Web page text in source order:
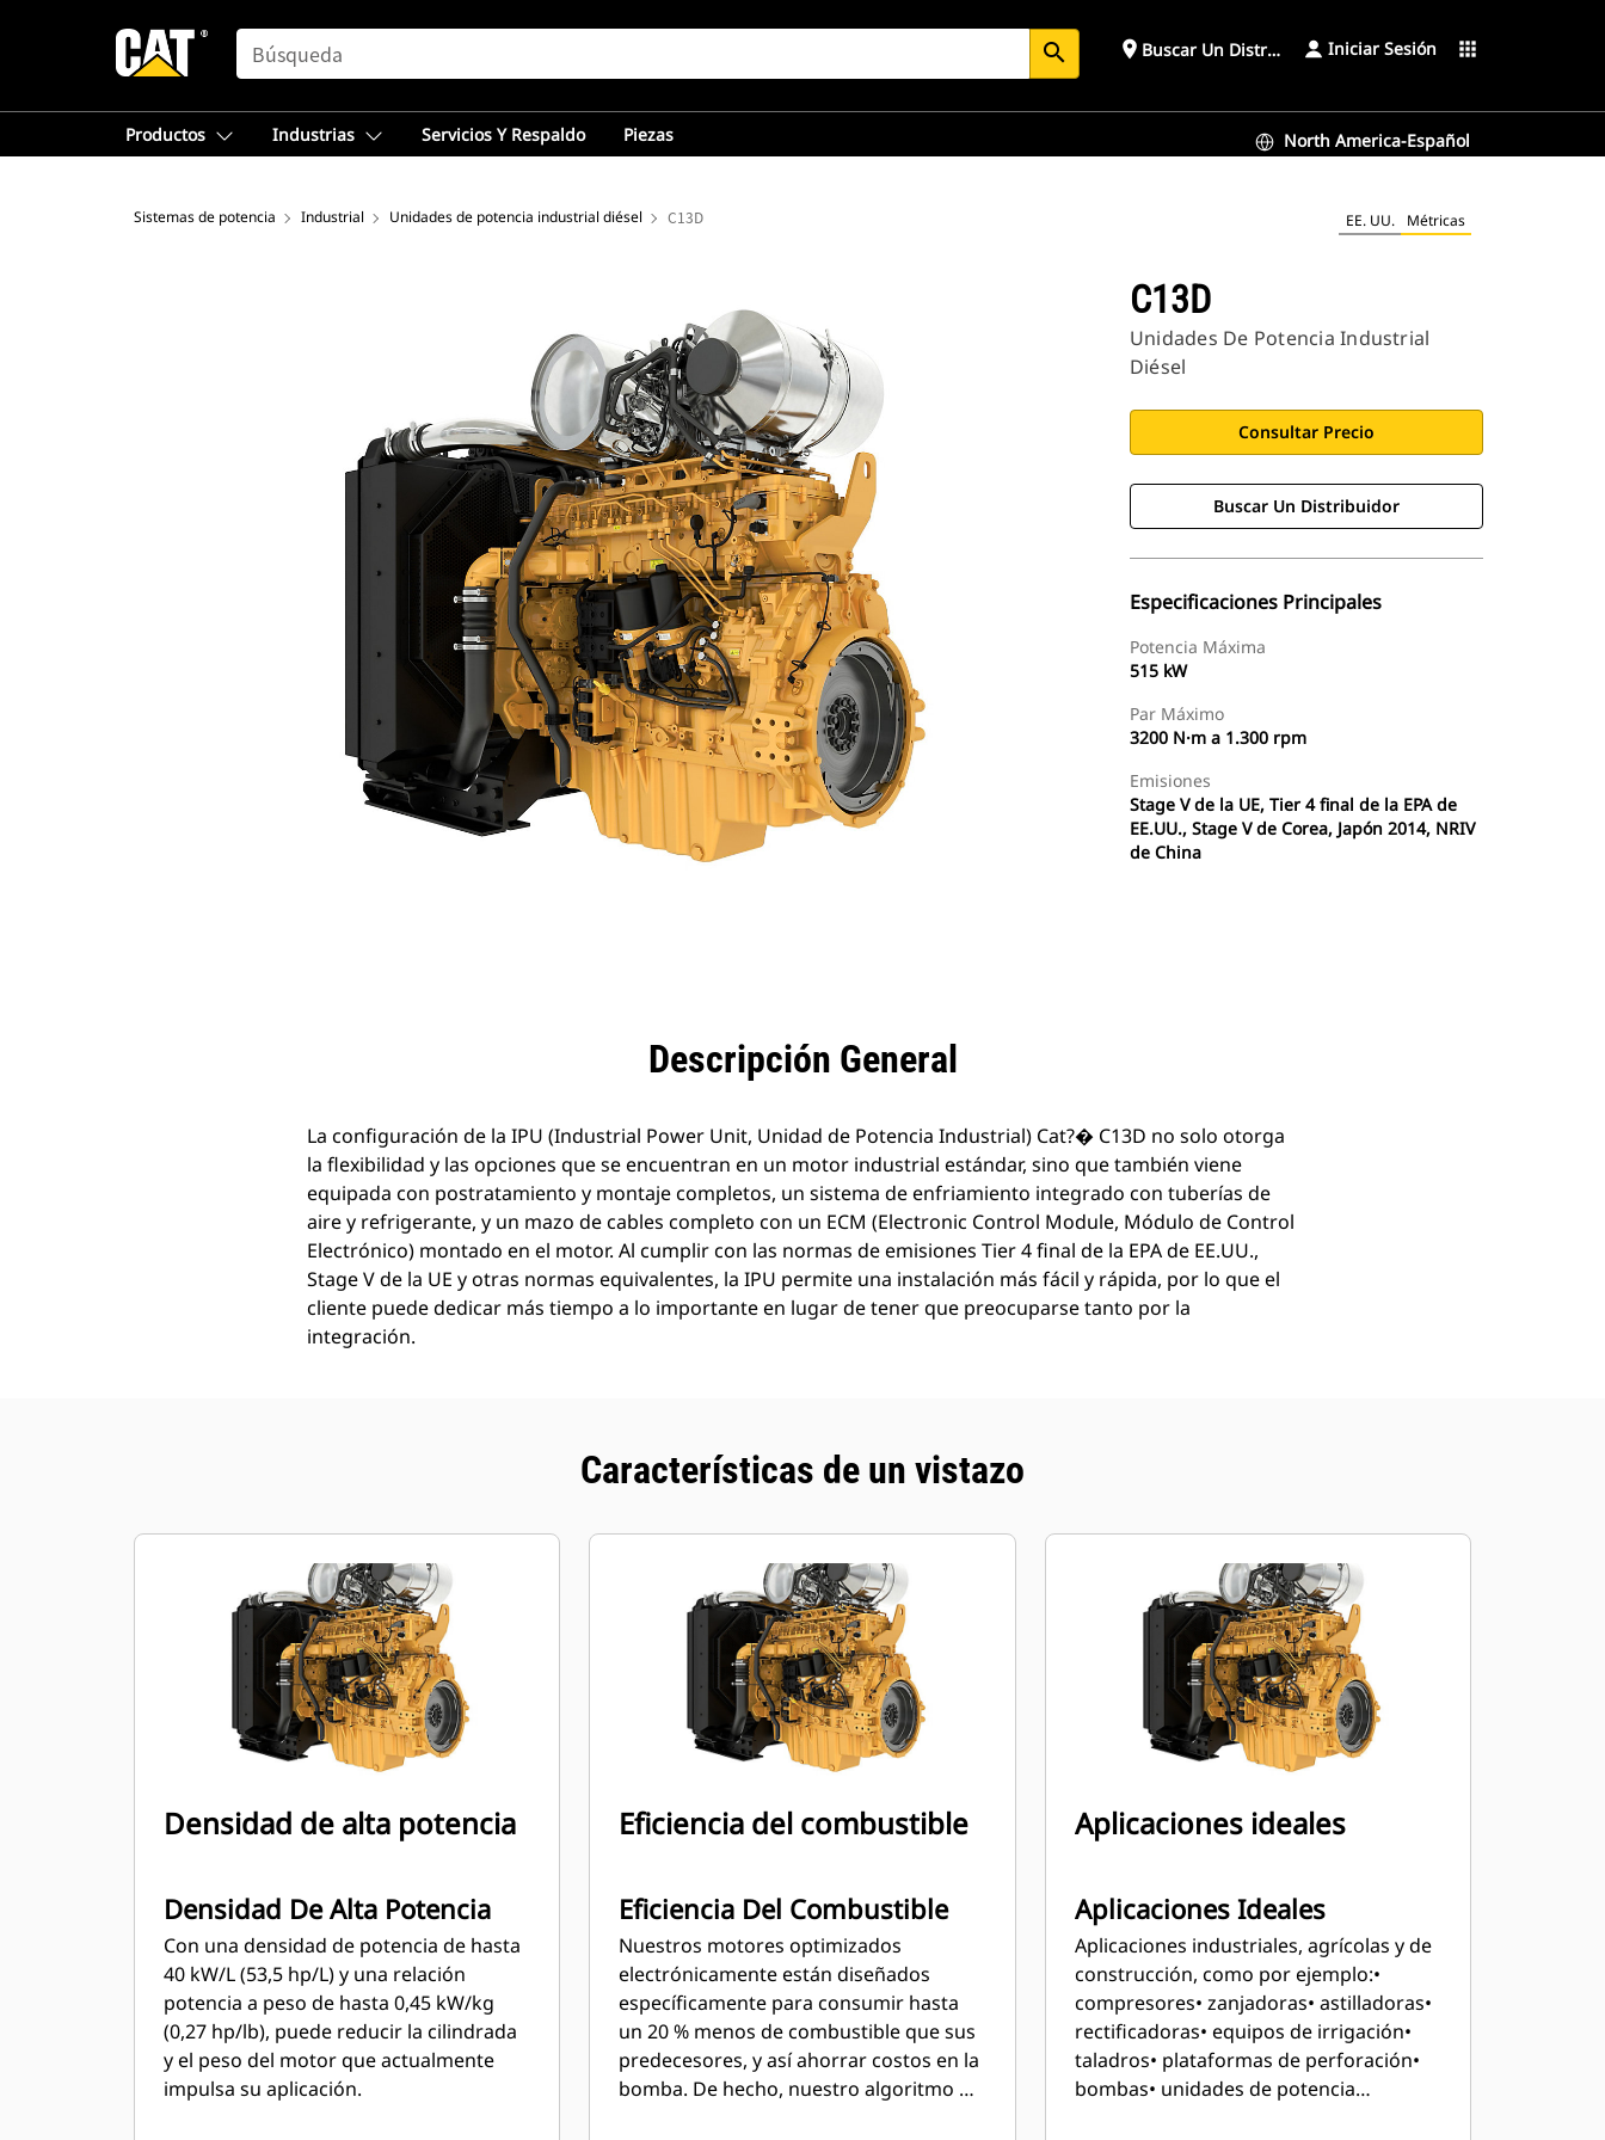
SEARCH search place Buscar Un Distribuidor Iniciar Sesión apps
Productos Industrias Servicios Y Respaldo Piezas North America-Español
Sistemas de potencia Industrial Unidades de potencia industrial diésel C13D EE. UU. Métricas
C13D
Unidades De Potencia Industrial
Diésel
Consultar Precio
Buscar Un Distribuidor
Especificaciones Principales
Potencia Máxima
515 kW
Par Máximo
3200 N·m a 1.300 rpm
Emisiones
Stage V de la UE, Tier 4 final de la EPA de
EE.UU., Stage V de Corea, Japón 2014, NRIV
de China
Descripción General
La configuración de la IPU (Industrial Power Unit, Unidad de Potencia Industrial) Cat?� C13D no solo otorga
la flexibilidad y las opciones que se encuentran en un motor industrial estándar, sino que también viene
equipada con postratamiento y montaje completos, un sistema de enfriamiento integrado con tuberías de
aire y refrigerante, y un mazo de cables completo con un ECM (Electronic Control Module, Módulo de Control
Electrónico) montado en el motor. Al cumplir con las normas de emisiones Tier 4 final de la EPA de EE.UU.,
Stage V de la UE y otras normas equivalentes, la IPU permite una instalación más fácil y rápida, por lo que el
cliente puede dedicar más tiempo a lo importante en lugar de tener que preocuparse tanto por la
integración.
Características de un vistazo
Densidad de alta potencia
Densidad De Alta Potencia
Con una densidad de potencia de hasta
40 kW/L (53,5 hp/L) y una relación
potencia a peso de hasta 0,45 kW/kg
(0,27 hp/lb), puede reducir la cilindrada
y el peso del motor que actualmente
impulsa su aplicación.
Eficiencia del combustible
Eficiencia Del Combustible
Nuestros motores optimizados
electrónicamente están diseñados
específicamente para consumir hasta
un 20 % menos de combustible que sus
predecesores, y así ahorrar costos en la
bomba. De hecho, nuestro algoritmo de
Aplicaciones ideales
Aplicaciones Ideales
Aplicaciones industriales, agrícolas y de
construcción, como por ejemplo:•
compresores• zanjadoras• astilladoras•
rectificadoras• equipos de irrigación•
taladros• plataformas de perforación•
bombas• unidades de potencia